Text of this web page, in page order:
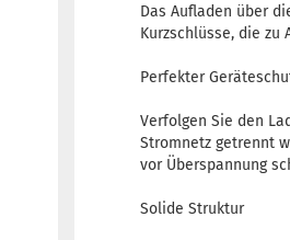
Das Aufladen über
Kurzschlüsse, die
Perfekter
Verfolgen Sie den
Stromnetz getrennt
vor Überspannung
Solide Struktur